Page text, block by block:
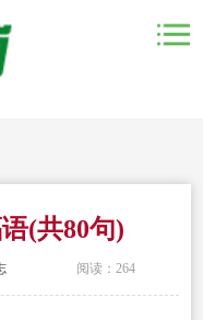
(共80句)
阅读：264